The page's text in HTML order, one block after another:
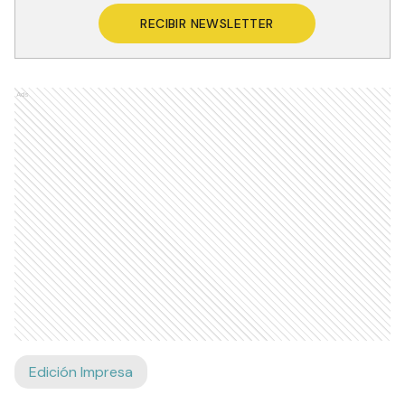
RECIBIR NEWSLETTER
Ads
Edición Impresa